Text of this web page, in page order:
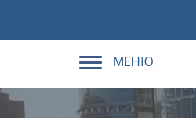
МЕНЮ